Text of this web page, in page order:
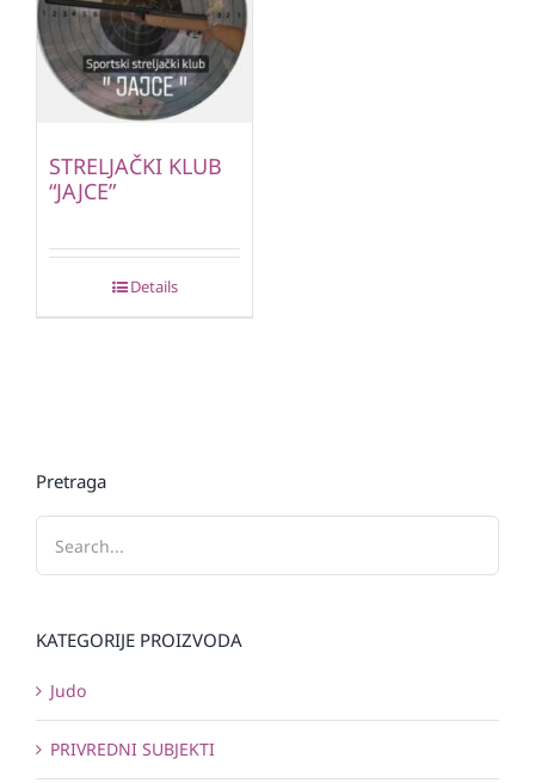
STRELJAČKI KLUB
“JAJCE”
Details
Pretraga
KATEGORIJE PROIZVODA
Judo
PRIVREDNI SUBJEKTI